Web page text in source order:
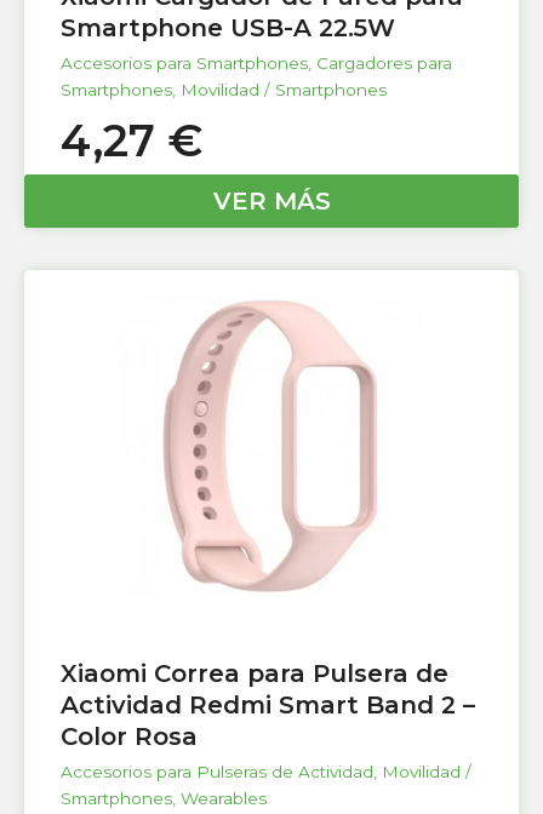
Smartphone USB-A 22.5W
Accesorios para Smartphones Cargadores para
Smartphones Movilidad / Smartphones
4,27 €
VER MÁS
Xiaomi Correa para Pulsera de
Actividad Redmi Smart Band 2 –
Color Rosa
Accesorios para Pulseras de Actividad
Movilidad /
Smartphones Wearables